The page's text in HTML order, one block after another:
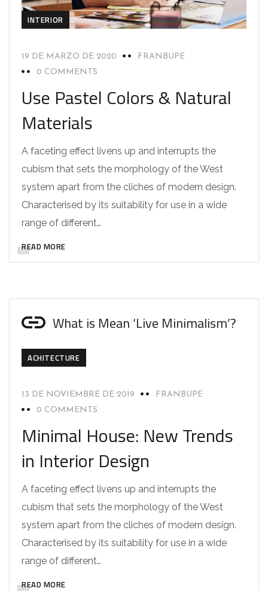
INTERIOR
19 DE MARZO DE 2020
FRANBUPE
0 COMMENTS
Use Pastel Colors & Natural
Materials
A faceting effect livens up and interrupts the
cubism that sets the morphology of the West
system apart from the cliches of modern design.
Characterised by its suitability for use in a wide
range of different…
READ MORE
What is Mean ‘Live Minimalism’?
ACHITECTURE
13 DE NOVIEMBRE DE 2019
FRANBUPE
0 COMMENTS
Minimal House: New Trends
in Interior Design
A faceting effect livens up and interrupts the
cubism that sets the morphology of the West
system apart from the cliches of modern design.
Characterised by its suitability for use in a wide
range of different…
READ MORE